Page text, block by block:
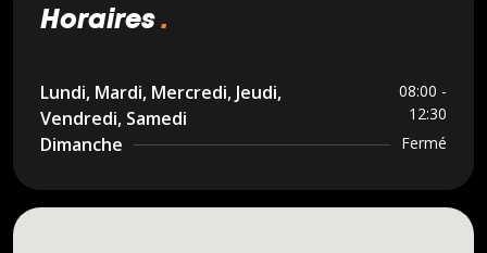
horaires
Lundi, Mardi, Mercredi, Jeudi,
Vendredi, Samedi
08:00 -
12:30
Dimanche Fermé